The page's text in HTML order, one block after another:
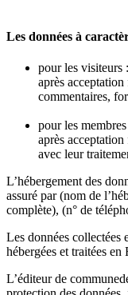
Les données à
pour les visiteurs
après
commentaires,
pour les
après
avec leur
L’hébergement des
assuré par (nom de
complète), (n° de
Les données collectées
hébergées et traitées
L’éditeur de